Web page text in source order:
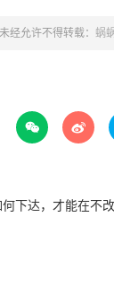
未经允许不得转载： 蜗
 
下达，才能在不